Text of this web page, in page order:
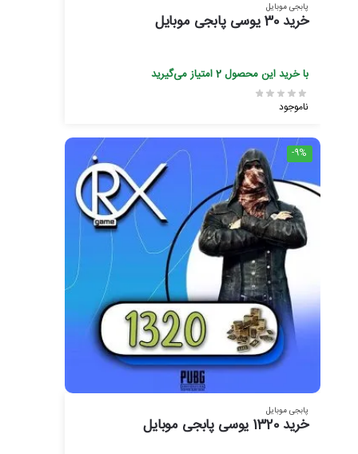
پابجی موبایل
خرید 30 یوسی پابجی موبایل
با خرید این محصول2امتیاز می‌گیرید
ناموجود
-9%
پابجی موبایل
خرید 1320 یوسی پابجی موبایل